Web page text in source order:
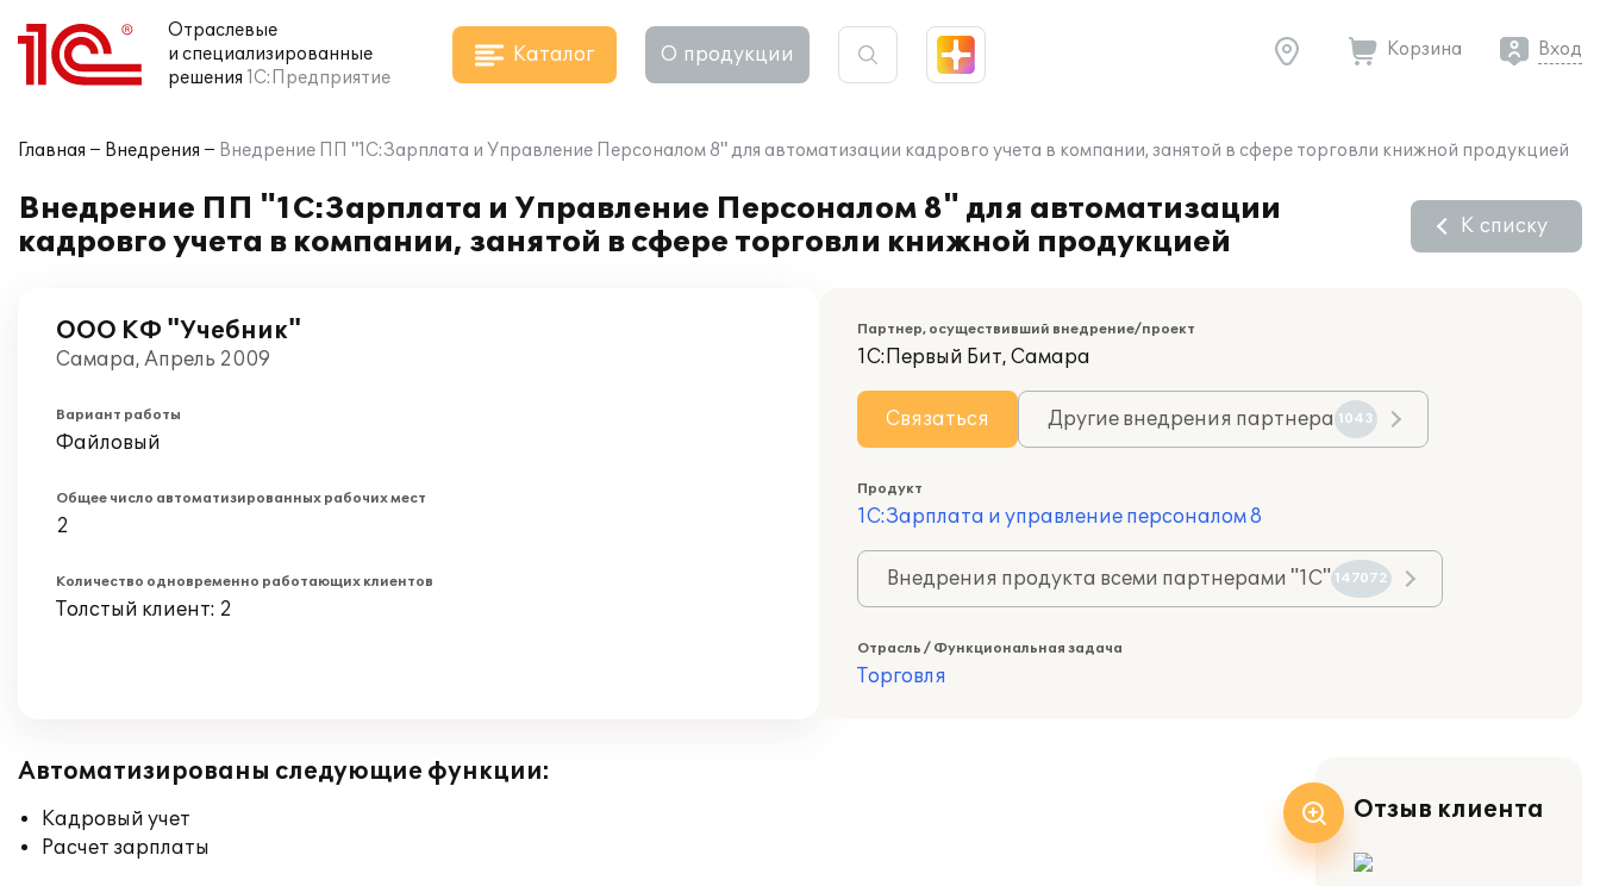
Отраслевые
и специализированные
решения 1С:Предприятие
Каталог О продукции Корзина Вход
Главная Внедрения Внедрение ПП "1С:Зарплата и Управление Персоналом 8" для автоматизации кадровго учета в компании, занятой в сфере торговли книжной продукцией
Внедрение ПП "1С:Зарплата и Управление Персоналом 8" для автоматизации
кадровго учета в компании, занятой в сфере торговли книжной продукцией
К списку
ООО КФ "Учебник"
Самара, Апрель 2009
Вариант работы
Файловый
Общее число автоматизированных рабочих мест
2
Количество одновременно работающих клиентов
Толстый клиент: 2
Партнер, осуществивший внедрение/проект
1С:Первый Бит, Самара
Связаться Другие внедрения партнера 1043
Продукт
1С:Зарплата и управление персоналом 8
Внедрения продукта всеми партнерами "1С" 147072
Отрасль / Функциональная задача
Торговля
Автоматизированы следующие функции:
Кадровый учет
Расчет зарплаты
Отзыв клиента